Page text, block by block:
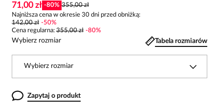
71,00 zł -80% 355,00 zł
Najniższa cena w okresie 30 dni przed obniżką:
142,00 zł -50%
Cena regularna: 355,00 zł -80%
Wybierz rozmiar Tabela rozmiarów
Wybierz rozmiar
Zapytaj o produkt